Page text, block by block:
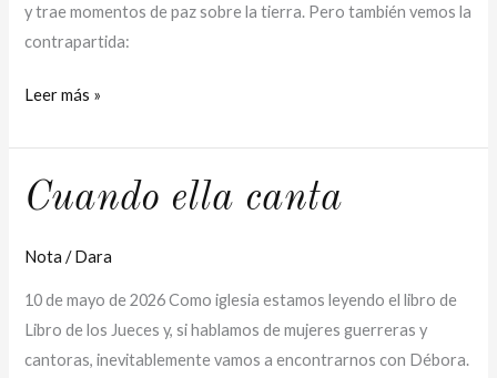
y trae momentos de paz sobre la tierra. Pero también vemos la
contrapartida:
Leer más »
Cuando ella canta
Nota /Dara
10 de mayo de 2026 Como iglesia estamos leyendo el libro de
Libro de los Jueces y, si hablamos de mujeres guerreras y
cantoras, inevitablemente vamos a encontrarnos con Débora.
Cuando
ella
canta